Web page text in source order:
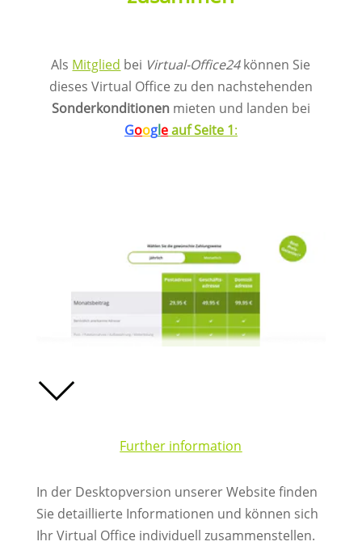
Als Mitglied bei Virtual-Office24können Sie
dieses Virtual Office zu den nachstehenden
Sonderkonditionenmieten und landen bei
Googleauf Seite 1:
Further information
In der Desktopversion unserer Website finden
Sie detaillierte Informationen und können sich
Ihr Virtual Office individuell zusammenstellen.